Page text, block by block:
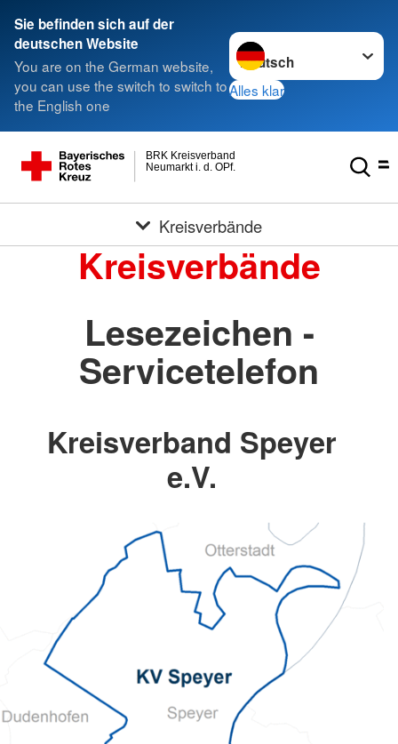
Sie befinden sich auf der
deutschen Website
You are on the German website,
you can use the switch to switch to
the English one
Sprache wechseln zu
Alles klar
Neumarkt i. d. OPf.
BRK Kreisverband
Kreisverbände
Kreisverbände
Lesezeichen -
Servicetelefon
Kreisverband Speyer
e.V.